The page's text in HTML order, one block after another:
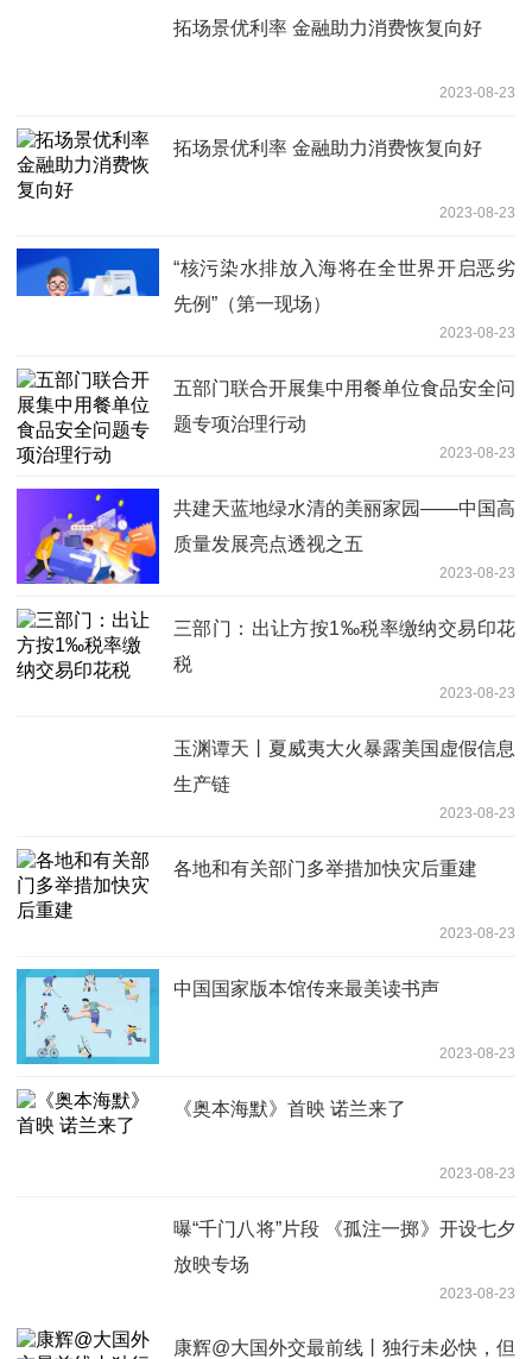
拓场景优利率 金融助力消费恢复向好
2023-08-23
拓场景优利率 金融助力消费恢复向好
2023-08-23
“核污染水排放入海将在全世界开启恶劣
先例”（第一现场）
2023-08-23
五部门联合开展集中用餐单位食品安全问
题专项治理行动
2023-08-23
共建天蓝地绿水清的美丽家园——中国高
质量发展亮点透视之五
2023-08-23
三部门：出让方按1‰税率缴纳交易印花
税
2023-08-23
玉渊谭天丨夏威夷大火暴露美国虚假信息
生产链
2023-08-23
各地和有关部门多举措加快灾后重建
2023-08-23
中国国家版本馆传来最美读书声
2023-08-23
《奥本海默》首映 诺兰来了
2023-08-23
曝“千门八将”片段 《孤注一掷》开设七夕
放映专场
2023-08-23
康辉@大国外交最前线丨独行未必快，但